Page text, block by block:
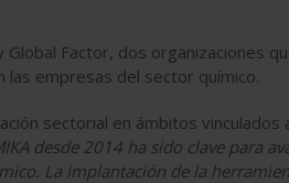
Factor, dos organizaciones
las empresas del sector químico.
sectorial en ámbitos vinculados
desde 2014 ha sido clave para
La implantación de la